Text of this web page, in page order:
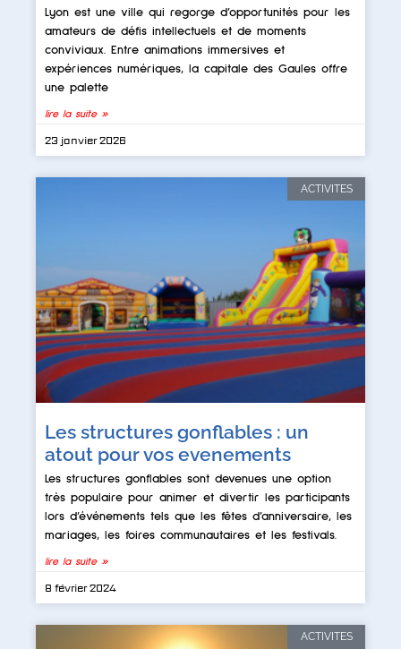
Lyon est une ville qui regorge d’opportunités pour les
amateurs de défis intellectuels et de moments
conviviaux. Entre animations immersives et
expériences numériques, la capitale des Gaules offre
une palette
lire la suite »
23 janvier 2026
ACTIVITES
Les structures gonflables : un
atout pour vos evenements
Les structures gonflables sont devenues une option
très populaire pour animer et divertir les participants
lors d’événements tels que les fêtes d’anniversaire, les
mariages, les foires communautaires et les festivals.
lire la suite »
8 février 2024
ACTIVITES